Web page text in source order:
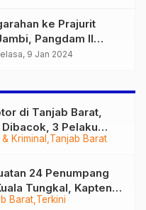
ke Prajurit
Pangdam II
Netralitas TNI
9 Jan 2024
Kriminal Tanjab Barat
di Tanjab Barat,
3 Pelaku
Barat Terkini
24 Penumpang
Tungkal, Kapten